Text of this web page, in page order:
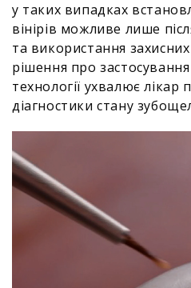
у таких випадках
вінірів можливе лише
та використання
рішення про
технології ухвалює лікар
діагностики стану